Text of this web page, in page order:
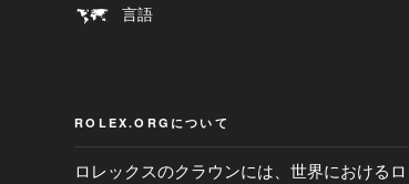
言語
ROLEX.ORGについて
ロレックスのクラウンには、世界におけるロ